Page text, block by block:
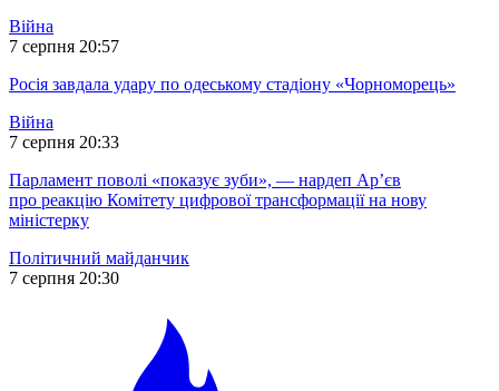
Війна
7 серпня 20:57
Росія завдала удару по одеському стадіону «Чорноморець»
Війна
7 серпня 20:33
Парламент поволі «показує зуби», — нардеп Ар’єв
про реакцію Комітету цифрової трансформації на нову
міністерку
Політичний майданчик
7 серпня 20:30